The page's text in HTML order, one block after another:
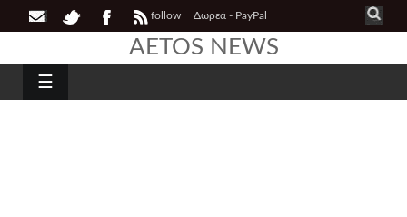
follow Δωρεά - PayPal
AETOS NEWS
☰